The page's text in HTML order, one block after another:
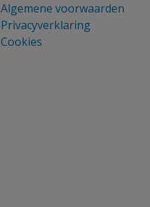
Algemene voorwaarden
Privacyverklaring
Cookies